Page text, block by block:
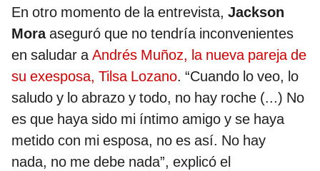
En otro momento de la entrevista, Jackson
Moraaseguró que no tendría inconvenientes
en saludar aAndrés Muñoz, la nueva pareja de
su exesposa, Tilsa Lozano. “Cuando lo veo, lo
saludo y lo abrazo y todo, no hay roche (...) No
es que haya sido mi íntimo amigo y se haya
metido con mi esposa, no es así. No hay
nada, no me debe nada”, explicó el